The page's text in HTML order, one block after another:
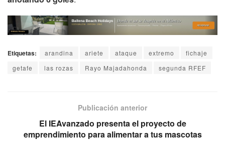
Etiquetas: arandina ariete ataque extremo
fichaje
getafe
las rozas Rayo Majadahonda segunda RFEF
Publicación anterior
El IEAvanzado presenta el proyecto de
emprendimiento para alimentar a tus mascotas